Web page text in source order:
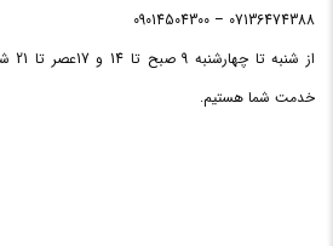
فرکانس
پردازنده
07136474388 – 09014504300
خدمت شما هستیم.